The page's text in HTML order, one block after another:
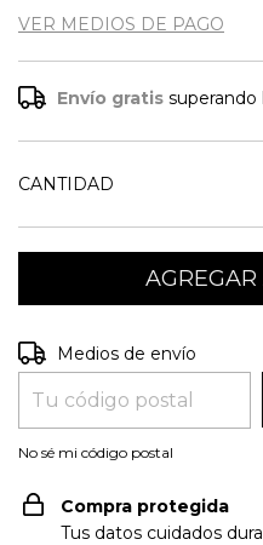
VER MEDIOS DE PAGO
Envío gratis
CANTIDAD
Entregas para el CP:
Medios de envío
No sé mi código postal
Compra protegida
Tus datos cuidados